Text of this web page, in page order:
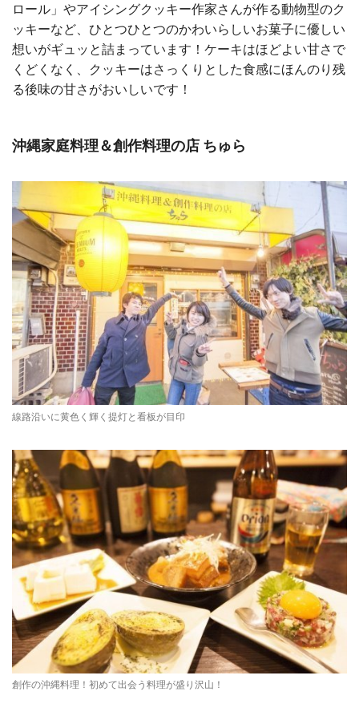
ロール」やアイシングクッキー作家さんが作る動物型のク
ッキーなど、ひとつひとつのかわいらしいお菓子に優しい
想いがギュッと詰まっています！ケーキはほどよい甘さで
くどくなく、クッキーはさっくりとした食感にほんのり残
る後味の甘さがおいしいです！
沖縄家庭料理＆創作料理の店 ちゅら
線路沿いに黄色く輝く提灯と看板が目印
創作の沖縄料理！初めて出会う料理が盛り沢山！